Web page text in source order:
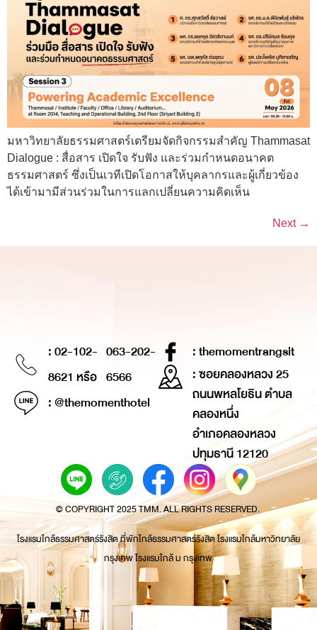
มหาวิทยาลัยธรรมศาสตร์เตรียมจัดกิจกรรมสำคัญ Thammasat
Dialogue : สื่อสาร เปิดใจ รับฟัง และร่วมกำหนดอนาคต
ธรรมศาสตร์ ซึ่งเป็นเวทีเปิดโอกาสให้บุคลากรและผู้เกี่ยวข้อง
ได้เข้ามามีส่วนร่วมในการแลกเปลี่ยนความคิดเห็น
Next →
: 02-102-
8621 หรือ
063-202-
6566
: @themomenthotel
: themomentrangsit
: ซอยคลองหลวง 25
ถนนพหลโยธิน ตำบล
คลองหนึ่ง
อำเภอคลองหลวง
ปทุมธานี 12120
© COPYRIGHT 2025 TMM. ALL RIGHTS RESERVED.
โรงแรมใกล้ธรรมศาสตร์รังสิต ที่พักใกล้ธรรมศาสตร์รังสิต โรงแรมใกล้มหาวิทยาลัย
กรุงเทพ โรงแรมใกล้ ม กรุงเทพ